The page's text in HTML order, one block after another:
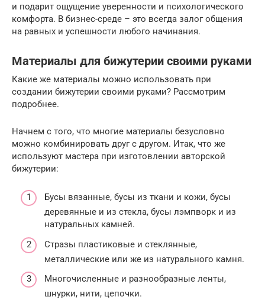
и подарит ощущение уверенности и психологического
комфорта. В бизнес-среде – это всегда залог общения
на равных и успешности любого начинания.
Материалы для бижутерии своими руками
Какие же материалы можно использовать при
создании бижутерии своими руками? Рассмотрим
подробнее.
Начнем с того, что многие материалы безусловно
можно комбинировать друг с другом. Итак, что же
используют мастера при изготовлении авторской
бижутерии:
Бусы вязанные, бусы из ткани и кожи, бусы
деревянные и из стекла, бусы лэмпворк и из
натуральных камней.
Стразы пластиковые и стеклянные,
металлические или же из натурального камня.
Многочисленные и разнообразные ленты,
шнурки, нити, цепочки.